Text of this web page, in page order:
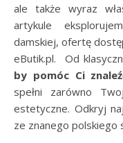
ale także wyraz
artykule
damskiej, ofertę
eButik.pl. Od
by pomóc Ci
spełni zarówno
estetyczne. Odkryj
ze znanego polskiego